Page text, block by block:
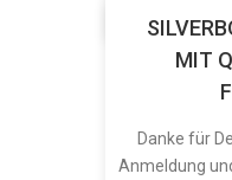
MIT
Danke für
Anmeldung